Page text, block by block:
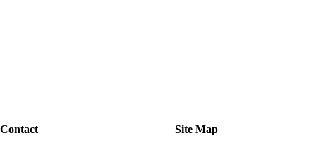
Contact Site Map